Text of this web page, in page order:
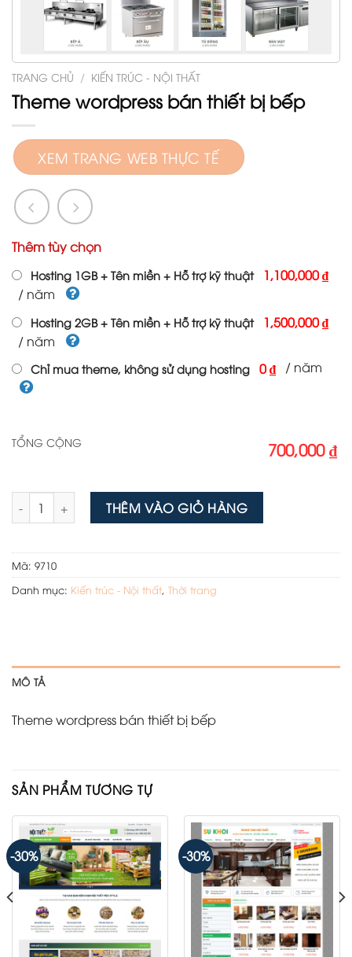
TRANG CHỦ / KIẾN TRÚC - NỘI THẤT
Theme wordpress bán thiết bị bếp
XEM TRANG WEB THỰC TẾ
Thêm tùy chọn
Hosting 1GB + Tên miền + Hỗ trợ kỹ thuật
1,100,000 ₫
/ năm
Hosting 2GB + Tên miền + Hỗ trợ kỹ thuật
1,500,000 ₫
/ năm
Chỉ mua theme, không sử dụng hosting 0 ₫ / năm
TỔNG CỘNG 700,000 ₫
Theme wordpress bán thiết bị bếp số lượng
THÊM VÀO GIỎ HÀNG
Mã: 9710
Danh mục: Kiến trúc - Nội thất, Thời trang
MÔ TẢ
Theme wordpress bán thiết bị bếp
SẢN PHẨM TƯƠNG TỰ
-30% -30%